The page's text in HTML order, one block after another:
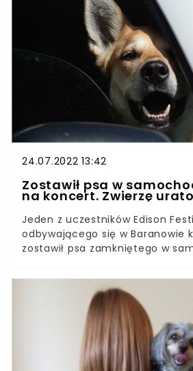
Okręgowej w Lublinie Agnieszka
tragicznego zdarzenia doszło w
Skarbicieszu w gminie
Przy drodze gruntowej
mężczyzny w średnim wieku.
24.07.2022 13:42
Zostawił psa w
na koncert. Zwierzę
Jeden z uczestników Edison
odbywającego się w Baranowie
zostawił psa zamkniętego w
zainteresowali się przechodnie,
zaalarmowali policję.W
temperatura w wielu regionach
przekroczyła 30 stopni, a
skutki upałów i nadmiaru słońca
zajmować myśli co
zwierząt. Mimo wielokrotnych